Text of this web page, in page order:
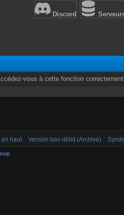
Discord
vous à cette fonction
en haut Version bas-débit (Archivé)